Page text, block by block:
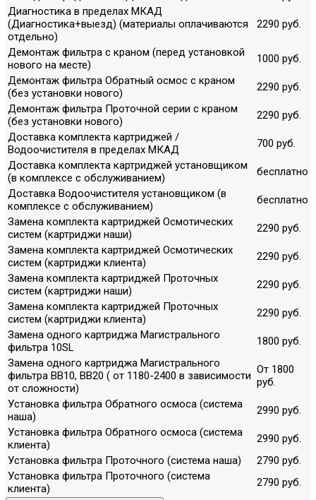
Диагностика в пределах МКАД
(Диагностика+выезд) (материалы оплачиваются
отдельно)
2290 руб.
Демонтаж фильтра с краном (перед установкой
нового на месте)
1000 руб.
Демонтаж фильтра Обратный осмос с краном
(без установки нового)
2290 руб.
Демонтаж фильтра Проточной серии с краном
(без установки нового)
2290 руб.
Доставка комплекта картриджей /
Водоочистителя в пределах МКАД
700 руб.
Доставка комплекта картриджей установщиком
(в комплексе с обслуживанием)
бесплатно
Доставка Водоочистителя установщиком (в
комплексе с обслуживанием)
бесплатно
Замена комплекта картриджей Осмотических
систем (картриджи наши)
2290 руб.
Замена комплекта картриджей Осмотических
систем (картриджи клиента)
2290 руб.
Замена комплекта картриджей Проточных
систем (картриджи наши)
2290 руб.
Замена комплекта картриджей Проточных
систем (картриджи клиента)
2290 руб.
Замена одного картриджа Магистрального
фильтра 10SL
1800 руб.
Замена одного картриджа Магистрального
фильтра ВВ10, ВВ20 ( от 1180-2400 в зависимости
от сложности)
От 1800
руб.
Установка фильтра Обратного осмоса (система
наша)
2990 руб.
Установка фильтра Обратного осмоса (система
клиента)
2990 руб.
Установка фильтра Проточного (система наша)
2790 руб.
Установка фильтра Проточного (система
клиента)
2790 руб.